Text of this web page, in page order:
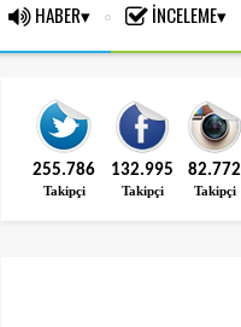
HABER İNCELEME
255.786
Takipçi
132.995
Takipçi
82.772
Takipçi